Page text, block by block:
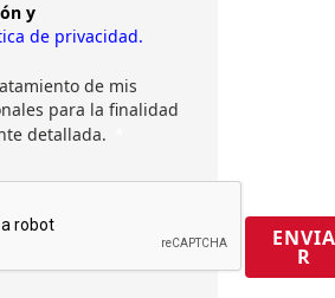
y
de privacidad.
de mis
para la finalidad
detallada.
ENVIA
R